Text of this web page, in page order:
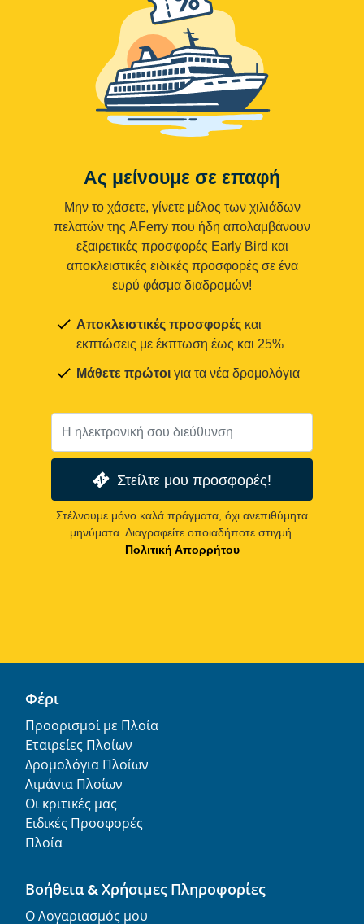
Ας μείνουμε σε επαφή
Μην το χάσετε, γίνετε μέλος των χιλιάδων
πελατών της AFerry που ήδη απολαμβάνουν
εξαιρετικές προσφορές Early Bird και
αποκλειστικές ειδικές προσφορές σε ένα
ευρύ φάσμα διαδρομών!
Αποκλειστικές προσφορές και
εκπτώσεις με έκπτωση έως και 25%
Μάθετε πρώτοι για τα νέα δρομολόγια
Στείλτε μου προσφορές!
Στέλνουμε μόνο καλά πράγματα, όχι ανεπιθύμητα
μηνύματα. Διαγραφείτε οποιαδήποτε στιγμή.
Πολιτική Απορρήτου
Φέρι
Προορισμοί με Πλοία
Εταιρείες Πλοίων
Δρομολόγια Πλοίων
Λιμάνια Πλοίων
Οι κριτικές μας
Ειδικές Προσφορές
Πλοία
Βοήθεια & Χρήσιμες Πληροφορίες
Ο Λογαριασμός μου